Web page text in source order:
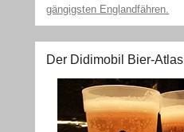
gängigsten Englandfähren.
Der Didimobil Bier-Atlas